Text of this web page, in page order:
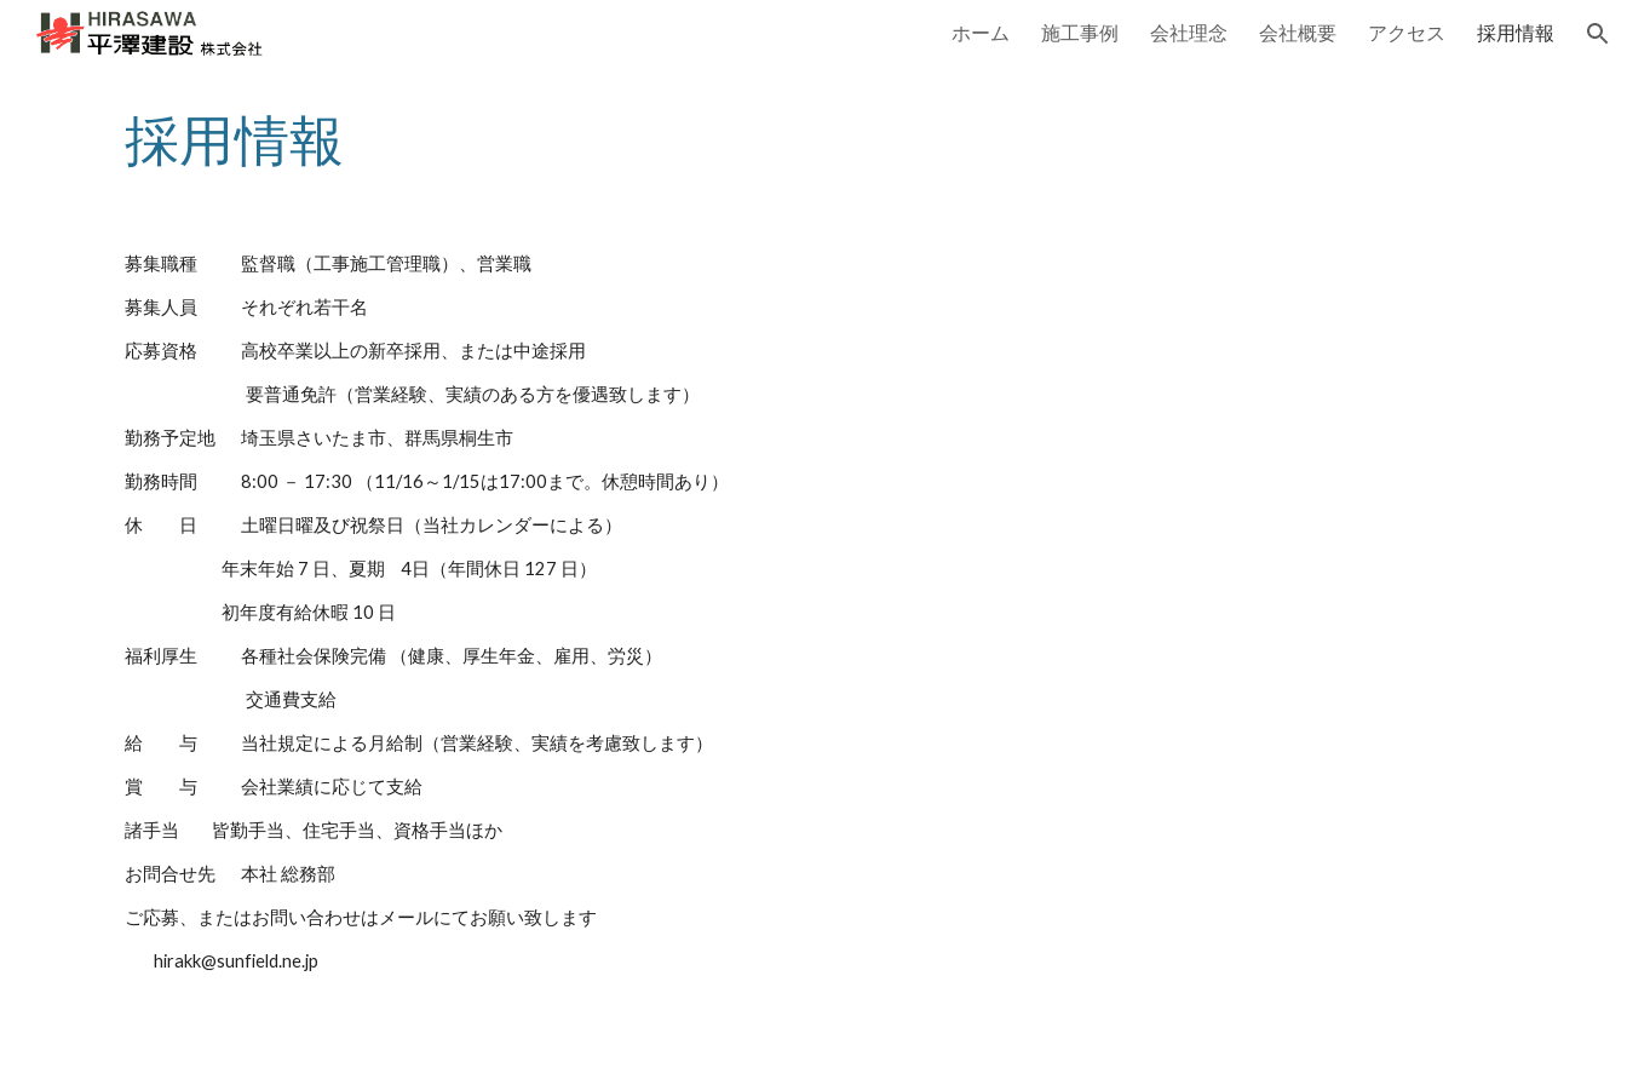
Skip to navigation
ホーム 施工事例 会社理念 会社概要 アクセス 採用情報
採用情報
募集職種 監督職（工事施工管理職）、営業職
募集人員 それぞれ若干名
応募資格 高校卒業以上の新卒採用、または中途採用
要普通免許（営業経験、実績のある方を優遇致します）
勤務予定地 埼玉県さいたま市、群馬県桐生市
勤務時間 8:00 － 17:30 （11/16～1/15は17:00まで。休憩時間あり）
休 日 土曜日曜及び祝祭日（当社カレンダーによる）
年末年始 7 日、夏期 4日（年間休日 127 日）
初年度有給休暇 10 日
福利厚生 各種社会保険完備 （健康、厚生年金、雇用、労災）
交通費支給
給 与 当社規定による月給制（営業経験、実績を考慮致します）
賞 与 会社業績に応じて支給
諸手当 皆勤手当、住宅手当、資格手当ほか
お問合せ先 本社 総務部
ご応募、またはお問い合わせはメールにてお願い致します
hirakk@sunfield.ne.jp